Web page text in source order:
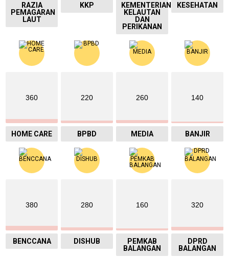
RAZIA
PEMAGARAN
LAUT
KKP
KEMENTERIAN
KELAUTAN
DAN
PERIKANAN
KESEHATAN
360
HOME CARE
220
BPBD
260
MEDIA
140
BANJIR
380
BENCCANA
280
DISHUB
160
PEMKAB
BALANGAN
320
DPRD
BALANGAN